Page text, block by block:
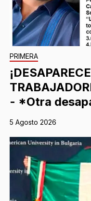
PRIMERA
- *Otra
5 Agosto 2026